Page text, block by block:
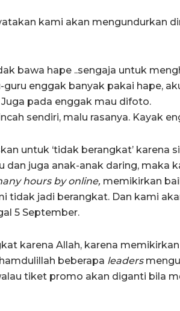
kami akan mengundurkan
bawa hape ..sengaja untuk
guru enggak banyak pakai hape,
pada enggak mau difoto.
sendiri, malu rasanya. Kayak
untuk ‘tidak berangkat’ karena
juga anak-anak daring, maka
hours by online, memikirkan
tidak jadi berangkat. Dan kami
5 September.
karena Allah, karena
beberapa leaders
tiket promo akan diganti bila